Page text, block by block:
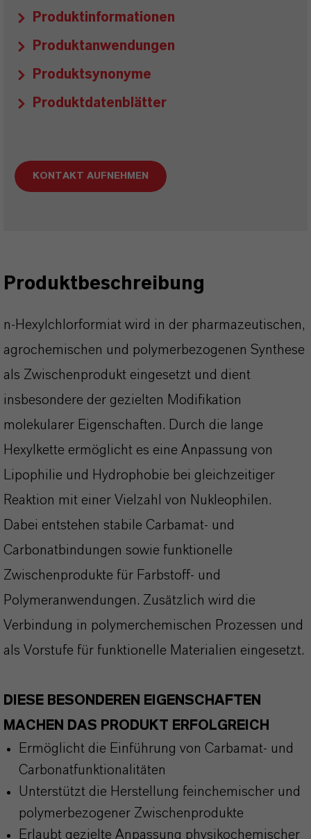
Produktinformationen
Produktanwendungen
Produktsynonyme
Produktdatenblätter
KONTAKT AUFNEHMEN
Produktbeschreibung
n-Hexylchlorformiat wird in der pharmazeutischen,
agrochemischen und polymerbezogenen Synthese
als Zwischenprodukt eingesetzt und dient
insbesondere der gezielten Modifikation
molekularer Eigenschaften. Durch die lange
Hexylkette ermöglicht es eine Anpassung von
Lipophilie und Hydrophobie bei gleichzeitiger
Reaktion mit einer Vielzahl von Nukleophilen.
Dabei entstehen stabile Carbamat- und
Carbonatbindungen sowie funktionelle
Zwischenprodukte für Farbstoff- und
Polymeranwendungen. Zusätzlich wird die
Verbindung in polymerchemischen Prozessen und
als Vorstufe für funktionelle Materialien eingesetzt.
DIESE BESONDEREN EIGENSCHAFTEN
MACHEN DAS PRODUKT ERFOLGREICH
Ermöglicht die Einführung von Carbamat- und
Carbonatfunktionalitäten
Unterstützt die Herstellung feinchemischer und
polymerbezogener Zwischenprodukte
Erlaubt gezielte Anpassung physikochemischer